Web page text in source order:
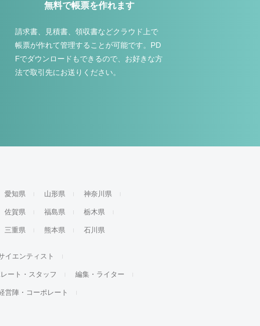
無料で帳票を作れます
請求書、見積書、領収書などクラウド上で
帳票が作れて管理することが可能です。PD
Fでダウンロードもできるので、お好きな方
法で取引先にお送りください。
愛知県 山形県 神奈川県
佐賀県 福島県 栃木県
三重県 熊本県 石川県
イエンティスト
ート・スタッフ 編集・ライター
営陣・コーポレート